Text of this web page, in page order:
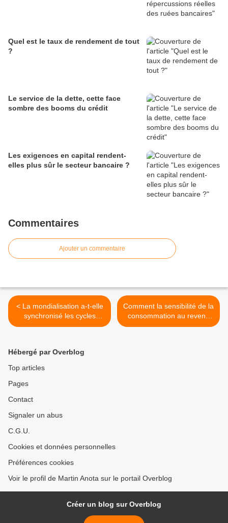
Quel est le taux de rendement de tout
?
Le service de la dette, cette face
sombre des booms du crédit
Les exigences en capital rendent-
elles plus sûr le secteur bancaire ?
Commentaires
Ajouter un commentaire
< La mondialisation a-t-elle
synchronisé les cycles
d’affaires ?
Comment la sensibilité de la
consommation au revenu
varie-t-elle au cours du
Hébergé par Overblog
Top articles
Pages
Contact
Signaler un abus
C.G.U.
Cookies et données personnelles
Préférences cookies
Voir le profil de Martin Anota sur le portail Overblog
Créer un blog sur Overblog